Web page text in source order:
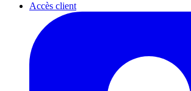
Accès client